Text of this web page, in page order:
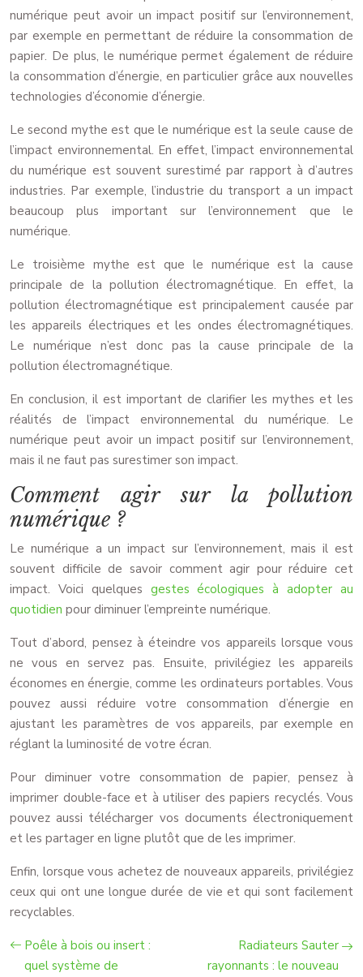
numérique peut avoir un impact positif sur l’environnement,
par exemple en permettant de réduire la consommation de
papier. De plus, le numérique permet également de réduire
la consommation d’énergie, en particulier grâce aux nouvelles
technologies d’économie d’énergie.
Le second mythe est que le numérique est la seule cause de
l’impact environnemental. En effet, l’impact environnemental
du numérique est souvent surestimé par rapport à d’autres
industries. Par exemple, l’industrie du transport a un impact
beaucoup plus important sur l’environnement que le
numérique.
Le troisième mythe est que le numérique est la cause
principale de la pollution électromagnétique. En effet, la
pollution électromagnétique est principalement causée par
les appareils électriques et les ondes électromagnétiques.
Le numérique n’est donc pas la cause principale de la
pollution électromagnétique.
En conclusion, il est important de clarifier les mythes et les
réalités de l’impact environnemental du numérique. Le
numérique peut avoir un impact positif sur l’environnement,
mais il ne faut pas surestimer son impact.
Comment agir sur la pollution
numérique ?
Le numérique a un impact sur l’environnement, mais il est
souvent difficile de savoir comment agir pour réduire cet
impact. Voici quelques gestes écologiques à adopter au
quotidien pour diminuer l’empreinte numérique.
Tout d’abord, pensez à éteindre vos appareils lorsque vous
ne vous en servez pas. Ensuite, privilégiez les appareils
économes en énergie, comme les ordinateurs portables. Vous
pouvez aussi réduire votre consommation d’énergie en
ajustant les paramètres de vos appareils, par exemple en
réglant la luminosité de votre écran.
Pour diminuer votre consommation de papier, pensez à
imprimer double-face et à utiliser des papiers recyclés. Vous
pouvez aussi télécharger vos documents électroniquement
et les partager en ligne plutôt que de les imprimer.
Enfin, lorsque vous achetez de nouveaux appareils, privilégiez
ceux qui ont une longue durée de vie et qui sont facilement
recyclables.
Poêle à bois ou insert :
quel système de
Radiateurs Sauter
rayonnants : le nouveau